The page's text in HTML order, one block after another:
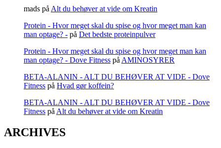
mads på Alt du behøver at vide om Kreatin
Protein - Hvor meget skal du spise og hvor meget man kan
man optage? - på Det bedste proteinpulver
Protein - Hvor meget skal du spise og hvor meget man kan
man optage? - Dove Fitness på AMINOSYRER
BETA-ALANIN - ALT DU BEHØVER AT VIDE - Dove
Fitness på Hvad gør koffein?
BETA-ALANIN - ALT DU BEHØVER AT VIDE - Dove
Fitness på Alt du behøver at vide om Kreatin
ARCHIVES